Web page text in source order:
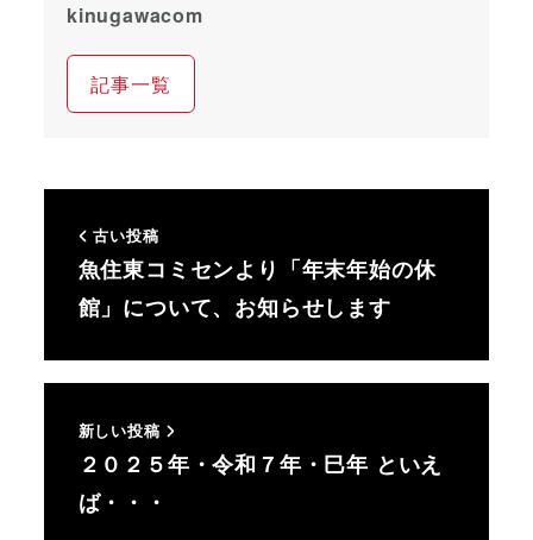
kinugawacom
記事一覧
古い投稿
魚住東コミセンより「年末年始の休
館」について、お知らせします
新しい投稿
２０２５年・令和７年・巳年 といえ
ば・・・